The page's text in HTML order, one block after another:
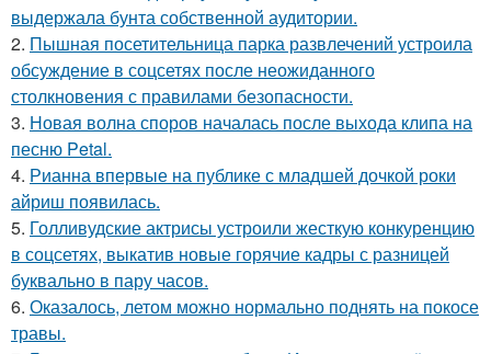
выдержала бунта собственной аудитории.
2. Пышная посетительница парка развлечений устроила
обсуждение в соцсетях после неожиданного
столкновения с правилами безопасности.
3. Новая волна споров началась после выхода клипа на
песню Petal.
4. Рианна впервые на публике с младшей дочкой роки
айриш появилась.
5. Голливудские актрисы устроили жесткую конкуренцию
в соцсетях, выкатив новые горячие кадры с разницей
буквально в пару часов.
6. Оказалось, летом можно нормально поднять на покосе
травы.